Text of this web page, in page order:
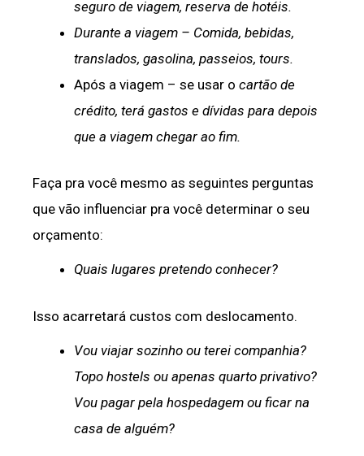
seguro de viagem, reserva de hotéis.
Durante a viagem – Comida, bebidas,
translados, gasolina, passeios, tours.
Após a viagem – se usar o cartão de
crédito, terá gastos e dívidas para depois
que a viagem chegar ao fim.
Faça pra você mesmo as seguintes perguntas
que vão influenciar pra você determinar o seu
orçamento:
Quais lugares pretendo conhecer?
Isso acarretará custos com deslocamento.
Vou viajar sozinho ou terei companhia?
Topo hostels ou apenas quarto privativo?
Vou pagar pela hospedagem ou ficar na
casa de alguém?